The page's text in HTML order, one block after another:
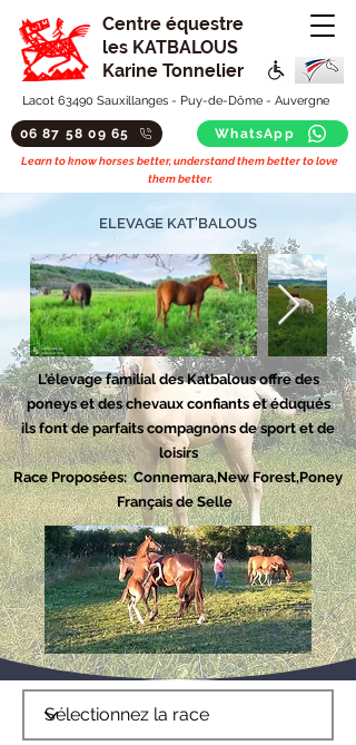
Centre équestre
les KATBALOUS
Karine Tonnelier
Lacot 63490 Sauxillanges - Puy-de-Dôme - Auvergne
06 87 58 09 65 WhatsApp
Learn to know horses better, understand them better to love
them better.
ELEVAGE KAT'BALOUS
L’élevage familial des Katbalous offre des
poneys et des chevaux confiants et éduqués
ils font de parfaits compagnons de sport et de
loisirs
Race Proposées: Connemara,New Forest,Poney
Français de Selle